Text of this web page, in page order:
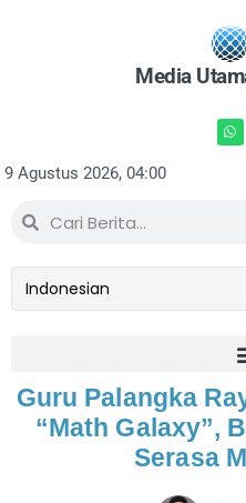
Media
9 Agustus 2026, 04:00
Guru Palangka
“Math Galaxy”,
Serasa